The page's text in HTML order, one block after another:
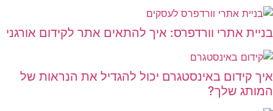
בניית אתרי וורדפרס: איך להתאים אתר לקידום אורגני
איך קידום באינסטגרם יכול להגדיל את הנראות של
המותג שלך?